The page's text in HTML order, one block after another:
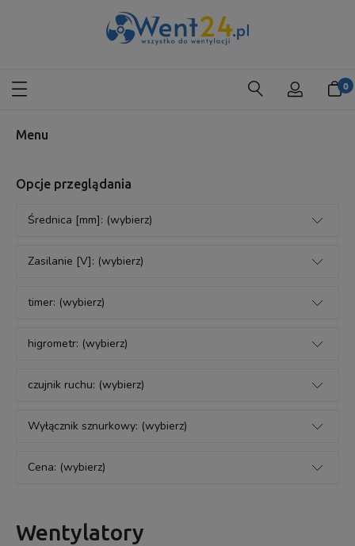
Menu
Opcje przeglądania
Średnica [mm]: (wybierz)
Zasilanie [V]: (wybierz)
timer: (wybierz)
higrometr: (wybierz)
czujnik ruchu: (wybierz)
Wyłącznik sznurkowy: (wybierz)
Cena: (wybierz)
Wentylatory